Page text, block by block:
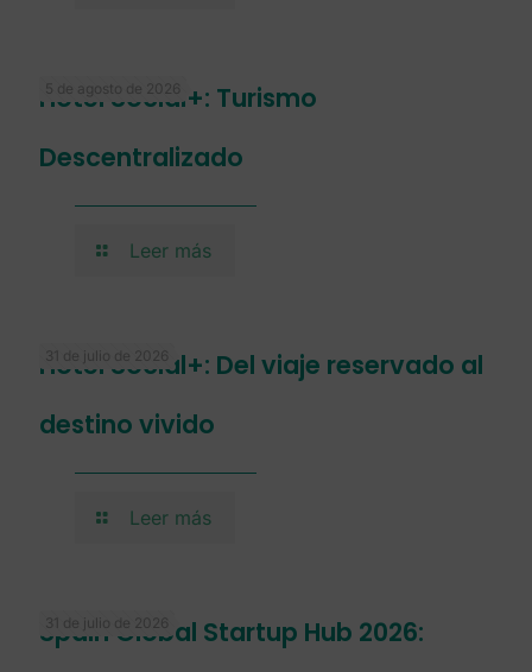
5 de agosto de 2026
Hotel Social+: Turismo
Descentralizado
Leer más
31 de julio de 2026
Hotel Social+: Del viaje reservado al
destino vivido
Leer más
31 de julio de 2026
Spain Global Startup Hub 2026: